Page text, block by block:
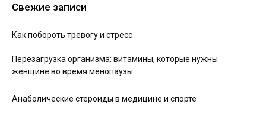
Свежие записи
Как побороть тревогу и стресс
Перезагрузка организма: витамины, которые нужны
женщине во время менопаузы
Анаболические стероиды в медицине и спорте